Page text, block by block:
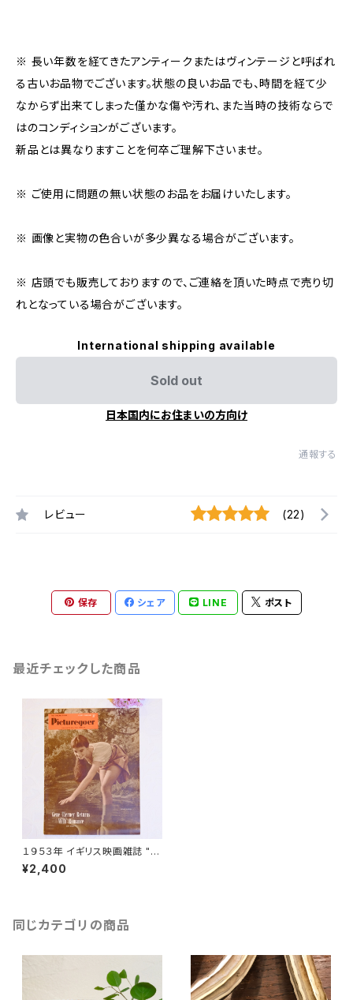
※ 長い年数を経てきたアンティークまたはヴィンテージと呼ばれ
る古いお品物でございます。状態の良いお品でも、時間を経て少
なからず出来てしまった僅かな傷や汚れ、また当時の技術ならで
はのコンディションがございます。
新品とは異なりますことを何卒ご理解下さいませ。
※ ご使用に問題の無い状態のお品をお届けいたします。
※ 画像と実物の色合いが多少異なる場合がございます。
※ 店頭でも販売しておりますので、ご連絡を頂いた時点で売り切
れとなっている場合がございます。
International shipping available
Sold out
日本国内にお住まいの方向け
通報する
レビュー (22)
保存 シェア LINE ポスト
最近チェックした商品
１９５３年 イギリス映画雑誌 " P
icturegoer " ５月２３日号 [OV
-26]
¥2,400
同じカテゴリの商品